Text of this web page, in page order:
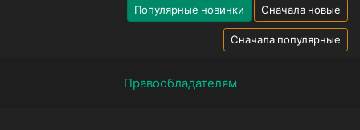
Популярные новинки Сначала новые
Сначала популярные
Правообладателям